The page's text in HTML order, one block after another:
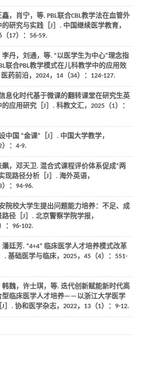
，肖宁， 等. PBL联合CBL教学法在血管外
研究与实践［J］. 中国继续医学教育，
（17）：56-59.
丹，刘通， 等. “以医学生为中心”理念指
联合PBL教学模式在儿科教学中的应用效
医药前沿， 2024， 14（34）：124-127.
息化时代基于微课的翻转课堂在研究生英
应用研究［J］. 科教文汇， 2025（1）：
中国 “金课”［J］. 中国大学教学，
）：4-9.
飙，邓天卫. 混合式课程评价体系促成“两
现路径分析［J］. 海外英语，
）：94-96.
院校大学生提出问题能力培养：不足、成
路径［J］. 北京警察学院学报，
：96-102.
廷芳. “4+4” 临床医学人才培养模式改革
. 基础医学与临床， 2025， 45（4）：551-
魏，许士琪， 等. 迭代创新赋能新时代高
型临床医学人才培养——以浙江大学医学
J］. 协和医学杂志， 2022， 13（1）：9-12.